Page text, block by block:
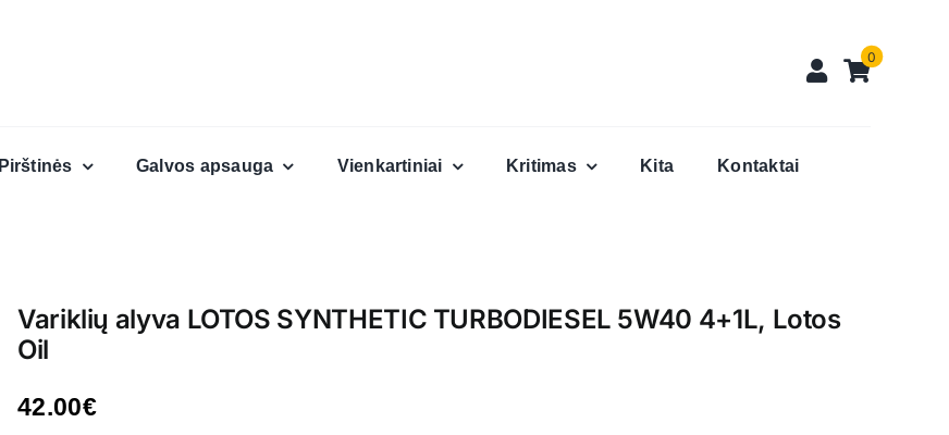
0
Pirštinės Galvos apsauga Vienkartiniai Kritimas Kita Kontaktai
Variklių alyva LOTOS SYNTHETIC TURBODIESEL 5W40 4+1L, Lotos
Oil
42.00€